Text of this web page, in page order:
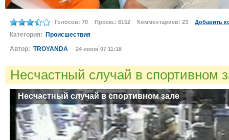
Голосов: 70 Просм.: 6152 Комментариев: 23 Добавить
Категория: Происшествия
Автор: TROYANDA 24 июля´07 11:18
Несчастный случай в спортивном
Несчастный случай в спортивном зале